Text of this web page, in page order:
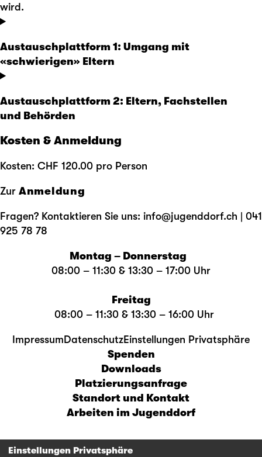
wird.
Austauschplattform 1: Umgang mit
«schwierigen» Eltern
Austauschplattform 2: Eltern, Fachstellen
und Behörden
Kosten & Anmeldung
Kosten: CHF 120.00 pro Person
Zur Anmeldung
Fragen? Kontaktieren Sie uns: info@jugenddorf.ch | 041
925 78 78
Montag – Donnerstag
08:00 – 11:30 & 13:30 – 17:00 Uhr
Freitag
08:00 – 11:30 & 13:30 – 16:00 Uhr
Impressum DatenschutzEinstellungen Privatsphäre
Spenden
Downloads
Platzierungsanfrage
Standort und Kontakt
Arbeiten im Jugenddorf
Einstellungen Privatsphäre